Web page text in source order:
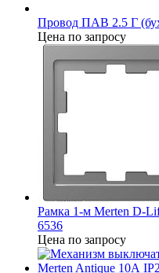
Провод ПАВ 2.5 Г
Цена по запросу
Рамка 1-м Merten D-
6536
Цена по запросу